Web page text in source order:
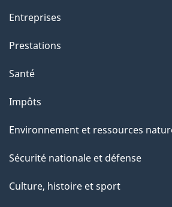
Entreprises
Prestations
Santé
Impôts
Environnement et ressources
Sécurité nationale et défense
Culture, histoire et sport